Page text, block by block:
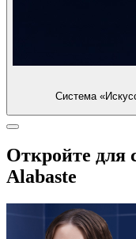
Система
Откройте для
Alabaste